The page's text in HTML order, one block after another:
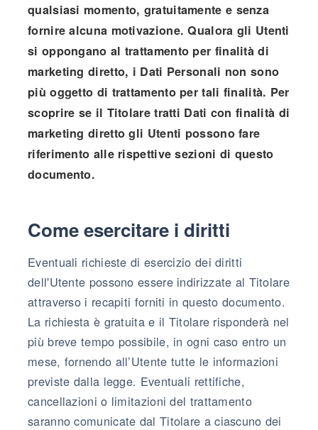
qualsiasi momento, gratuitamente e senza
fornire alcuna motivazione. Qualora gli Utenti
si oppongano al trattamento per finalità di
marketing diretto, i Dati Personali non sono
più oggetto di trattamento per tali finalità. Per
scoprire se il Titolare tratti Dati con finalità di
marketing diretto gli Utenti possono fare
riferimento alle rispettive sezioni di questo
documento.
Come esercitare i diritti
Eventuali richieste di esercizio dei diritti
dell'Utente possono essere indirizzate al Titolare
attraverso i recapiti forniti in questo documento.
La richiesta è gratuita e il Titolare risponderà nel
più breve tempo possibile, in ogni caso entro un
mese, fornendo all’Utente tutte le informazioni
previste dalla legge. Eventuali rettifiche,
cancellazioni o limitazioni del trattamento
saranno comunicate dal Titolare a ciascuno dei